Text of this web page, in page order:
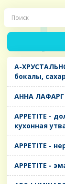
A-
бокалы,
AHHA
APPETITE -
кухонная
APPETITE -
APPETITE -